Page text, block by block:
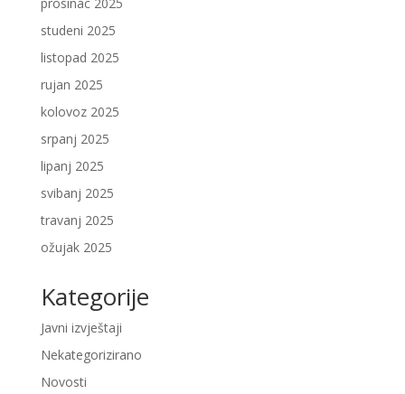
prosinac 2025
studeni 2025
listopad 2025
rujan 2025
kolovoz 2025
srpanj 2025
lipanj 2025
svibanj 2025
travanj 2025
ožujak 2025
Kategorije
Javni izvještaji
Nekategorizirano
Novosti